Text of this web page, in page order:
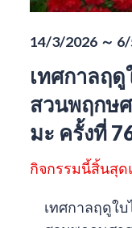
14/3/2026 ～
เทศกาลฤ
สวนพฤกษ
มะ ครั้งที่
กิจกรรมนี้สิ้นสุด
เทศกาลฤดูใ